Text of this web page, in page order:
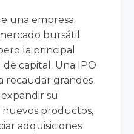
una empresa
bursátil
la principal
capital. Una IPO
recaudar grandes
su
nuevos productos,
adquisiciones